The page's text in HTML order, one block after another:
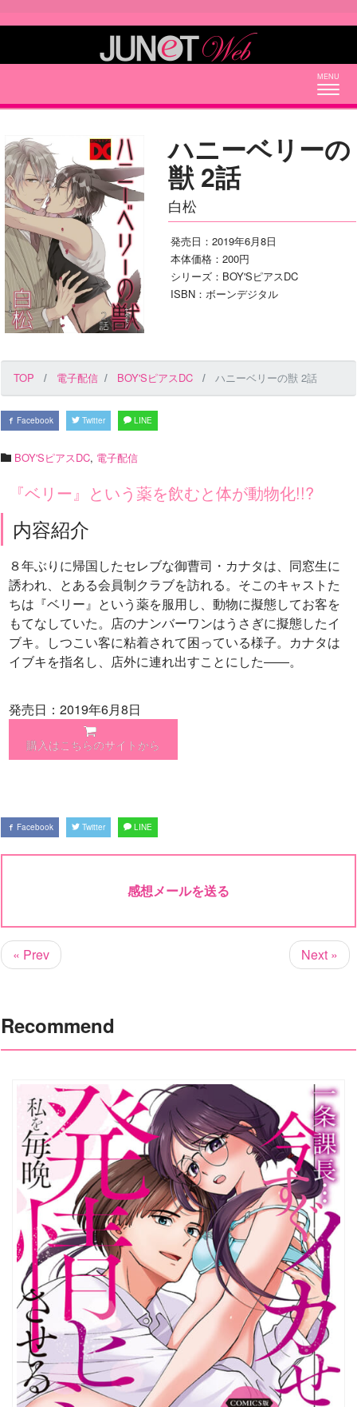
ハニーベリーの
獣 2話
白松
発売日：2019年6月8日
本体価格：200円
シリーズ：BOY'SピアスDC
ISBN：ボーンデジタル
TOP 電子配信 BOY'SピアスDC ハニーベリーの獣 2話
Facebook Twitter LINE
BOY'SピアスDC, 電子配信
『ベリー』という薬を飲むと体が動物化!!?
内容紹介
８年ぶりに帰国したセレブな御曹司・カナタは、同窓生に
誘われ、とある会員制クラブを訪れる。そこのキャストた
ちは『ベリー』という薬を服用し、動物に擬態してお客を
もてなしていた。店のナンバーワンはうさぎに擬態したイ
ブキ。しつこい客に粘着されて困っている様子。カナタは
イブキを指名し、店外に連れ出すことにした――。
発売日：2019年6月8日
購入はこちらのサイトから
Facebook Twitter LINE
感想メールを送る
« Prev Next »
Recommend